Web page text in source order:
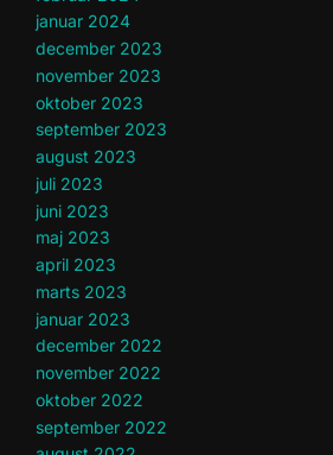
januar 2024
december 2023
november 2023
oktober 2023
september 2023
august 2023
juli 2023
juni 2023
maj 2023
april 2023
marts 2023
januar 2023
december 2022
november 2022
oktober 2022
september 2022